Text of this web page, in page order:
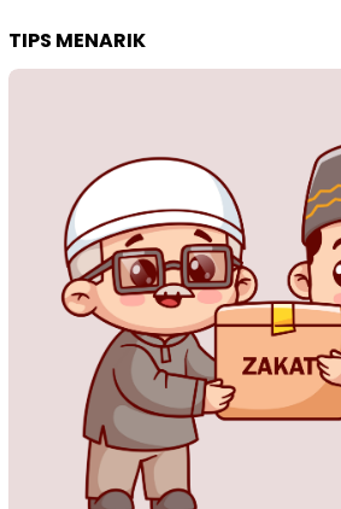
TIPS MENARIK